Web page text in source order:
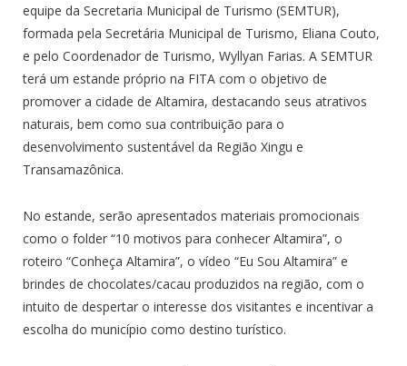
equipe da Secretaria Municipal de Turismo (SEMTUR),
formada pela Secretária Municipal de Turismo, Eliana Couto,
e pelo Coordenador de Turismo, Wyllyan Farias. A SEMTUR
terá um estande próprio na FITA com o objetivo de
promover a cidade de Altamira, destacando seus atrativos
naturais, bem como sua contribuição para o
desenvolvimento sustentável da Região Xingu e
Transamazônica.
No estande, serão apresentados materiais promocionais
como o folder “10 motivos para conhecer Altamira”, o
roteiro “Conheça Altamira”, o vídeo “Eu Sou Altamira” e
brindes de chocolates/cacau produzidos na região, com o
intuito de despertar o interesse dos visitantes e incentivar a
escolha do município como destino turístico.